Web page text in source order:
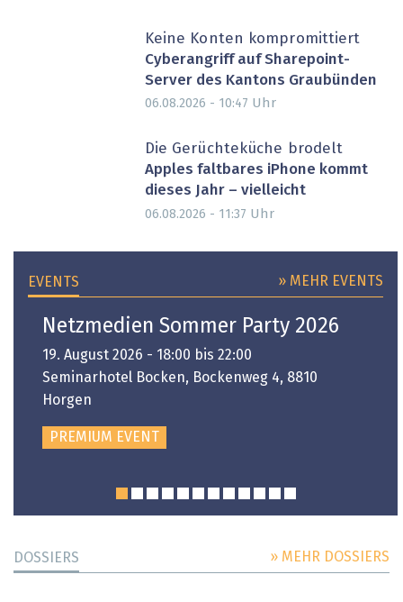
Keine Konten kompromittiert
Cyberangriff auf Sharepoint-
Server des Kantons Graubünden
06.08.2026 - 10:47 Uhr
Die Gerüchteküche brodelt
Apples faltbares iPhone kommt
dieses Jahr – vielleicht
06.08.2026 - 11:37 Uhr
EVENTS » MEHR EVENTS
Netzmedien Sommer Party 2026
19. August 2026 - 18:00 bis 22:00
Seminarhotel Bocken, Bockenweg 4, 8810
Horgen
PREMIUM EVENT
DOSSIERS » MEHR DOSSIERS